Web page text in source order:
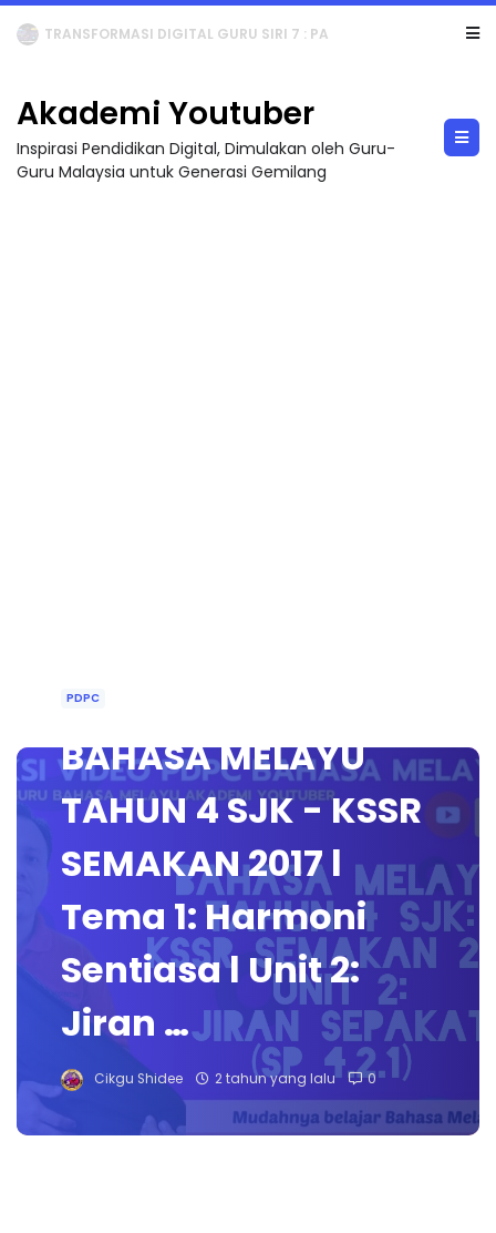
MAJLIS ANUGERAH FFK (FESTIVAL LENSA PENDIDIKAN - FLeP) 2026
Akademi Youtuber
Inspirasi Pendidikan Digital, Dimulakan oleh Guru-
Guru Malaysia untuk Generasi Gemilang
PDPC
BAHASA MELAYU
TAHUN 4 SJK - KSSR
SEMAKAN 2017 l
Tema 1: Harmoni
Sentiasa l Unit 2:
Jiran …
Cikgu Shidee 2 tahun yang lalu 0